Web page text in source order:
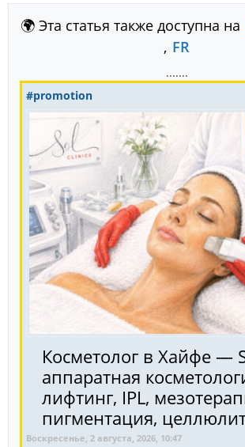
🌍 Эта статья также доступна на
, FR
.......
#promotion
Косметолог в Хайфе —
аппаратная
лифтинг, IPL,
пигментация,
Воскресенье, 2 августа, 2026, 10:47